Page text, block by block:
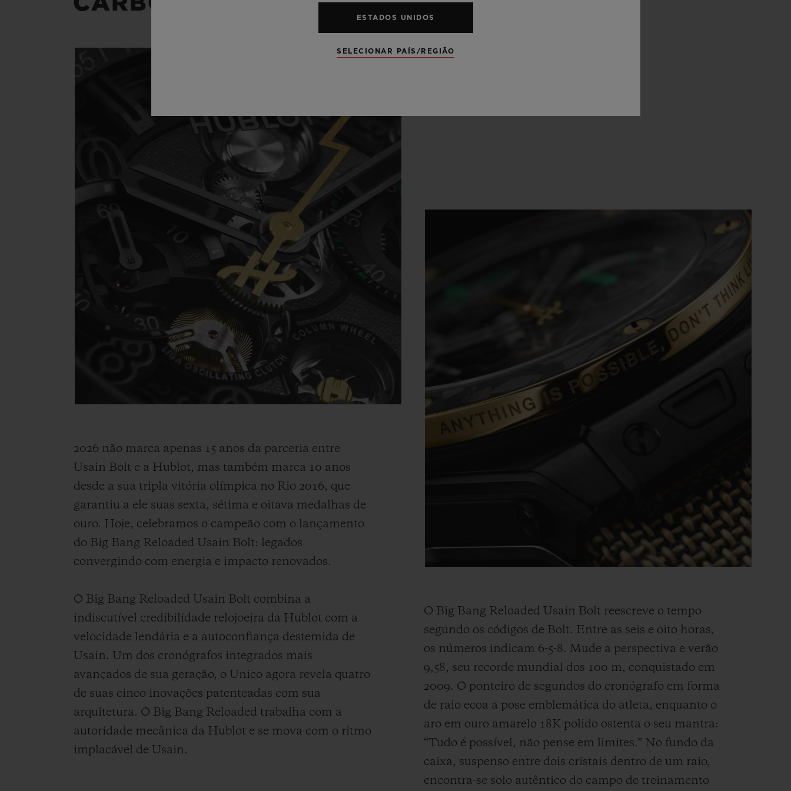
2026 não marca apenas 15 anos da parceria entre
Usain Bolt e a Hublot, mas também marca 10 anos
desde a sua tripla vitória olímpica no Rio 2016, que
garantiu a ele suas sexta, sétima e oitava medalhas de
ouro. Hoje, celebramos o campeão com o lançamento
do Big Bang Reloaded Usain Bolt: legados
convergindo com energia e impacto renovados.
O Big Bang Reloaded Usain Bolt combina a
indiscutível credibilidade relojoeira da Hublot com a
velocidade lendária e a autoconfiança destemida de
Usain. Um dos cronógrafos integrados mais
avançados de sua geração, o Unico agora revela quatro
de suas cinco inovações patenteadas com sua
arquitetura. O Big Bang Reloaded trabalha com a
autoridade mecânica da Hublot e se mova com o ritmo
implacável de Usain.
O Big Bang Reloaded Usain Bolt reescreve o tempo
segundo os códigos de Bolt. Entre as seis e oito horas,
os números indicam 6-5-8. Mude a perspectiva e verão
9,58, seu recorde mundial dos 100 m, conquistado em
2009. O ponteiro de segundos do cronógrafo em forma
de raio ecoa a pose emblemática do atleta, enquanto o
aro em ouro amarelo 18K polido ostenta o seu mantra:
“Tudo é possível, não pense em limites.” No fundo da
caixa, suspenso entre dois cristais dentro de um raio,
encontra-se solo autêntico do campo de treinamento
ESTADOS UNIDOS
SELECIONAR PAÍS/REGIÃO